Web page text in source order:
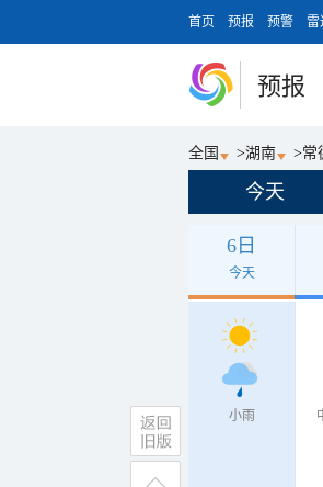
首页 预报 预警 雷
预报
全国 >湖南 >常
今天
6日
今天
小雨